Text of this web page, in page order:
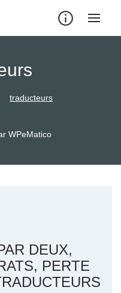
traducteurs
WPeMatico
DEUX,
PERTE